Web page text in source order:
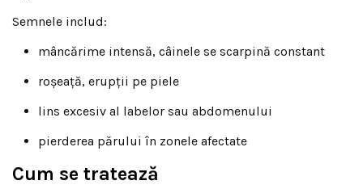
Semnele includ:
mâncărime intensă, câinele se scarpină constant
roșeață, erupții pe piele
lins excesiv al labelor sau abdomenului
pierderea părului în zonele afectate
Cum se tratează